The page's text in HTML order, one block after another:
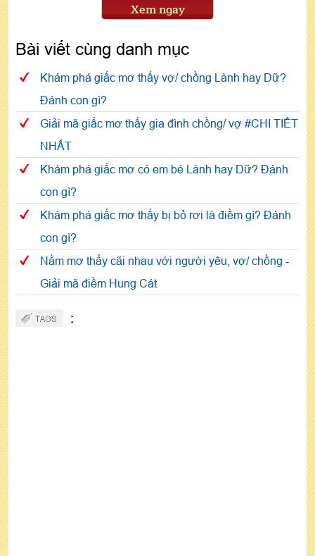
Xem ngay
Bài viết cùng danh mục
Khám phá giấc mơ thấy vợ/ chồng Lành hay Dữ?
Đánh con gì?
Giải mã giấc mơ thấy gia đình chồng/ vợ #CHI TIẾT
NHẤT
Khám phá giấc mơ có em bé Lành hay Dữ? Đánh
con gì?
Khám phá giấc mơ thấy bị bỏ rơi là điềm gì? Đánh
con gì?
Nằm mơ thấy cãi nhau với người yêu, vợ/ chồng -
Giải mã điềm Hung Cát
: